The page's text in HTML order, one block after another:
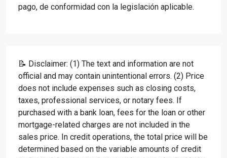
pago, de conformidad con la legislación aplicable.
📝 Disclaimer: (1) The text and information are not
official and may contain unintentional errors. (2) Price
does not include expenses such as closing costs,
taxes, professional services, or notary fees. If
purchased with a bank loan, fees for the loan or other
mortgage-related charges are not included in the
sales price. In credit operations, the total price will be
determined based on the variable amounts of credit